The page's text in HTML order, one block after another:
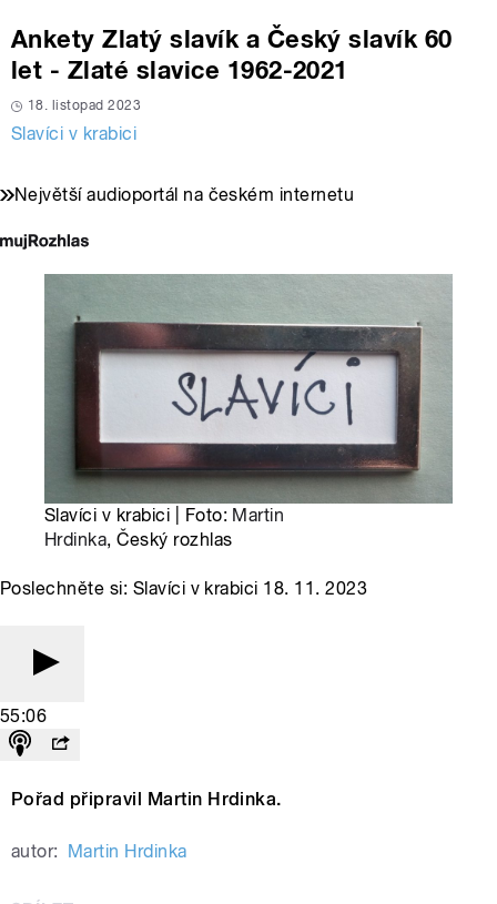
Ankety Zlatý slavík a Český slavík 60
let - Zlaté slavice 1962-2021
18. listopad 2023
Slavíci v krabici
Největší audioportál na českém internetu
Slavíci v krabici | Foto: Martin
Hrdinka, Český rozhlas
Poslechněte si: Slavíci v krabici 18. 11. 2023
55:06
Pořad připravil Martin Hrdinka.
autor: Martin Hrdinka